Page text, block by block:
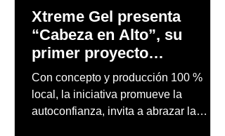
Xtreme Gel presenta
“Cabeza en Alto”, su
primer proyecto
audiovisual concebido y
producido completamente
en Puerto Rico
Con concepto y producción 100 %
local, la iniciativa promueve la
autoconfianza, invita a abrazar la